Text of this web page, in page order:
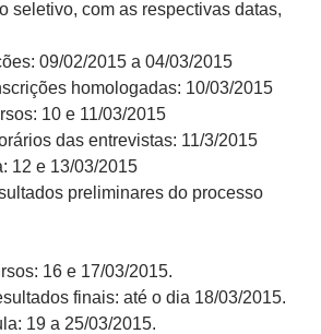
seletivo, com as respectivas datas,
09/02/2015 a 04/03/2015
homologadas: 10/03/2015
10 e 11/03/2015
das entrevistas: 11/3/2015
12 e 13/03/2015
preliminares do processo
16 e 17/03/2015.
finais: até o dia 18/03/2015.
19 a 25/03/2015.